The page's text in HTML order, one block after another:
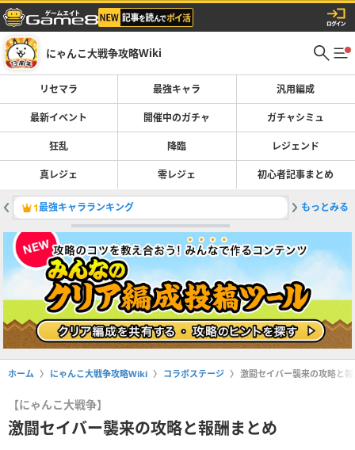
にゃんこ大戦争攻略Wiki
リセマラ 最強キャラ 汎用編成
最新イベント 開催中のガチャ ガチャシミュ
狂乱 降臨 レジェンド
真レジェ 零レジェ 初心者記事まとめ
1最強キャラランキング 2レジェ
もっとみる
ホーム にゃんこ大戦争攻略Wiki コラボステージ 激闘セイバー襲来の攻略と
【にゃんこ大戦争】
激闘セイバー襲来の攻略と報酬まとめ